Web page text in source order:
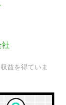
社
益を得ていま